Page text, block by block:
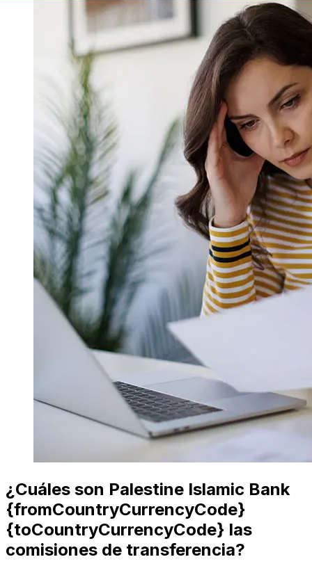
¿Cuáles son Palestine Islamic Bank
{fromCountryCurrencyCode}
{toCountryCurrencyCode} las
comisiones de transferencia?